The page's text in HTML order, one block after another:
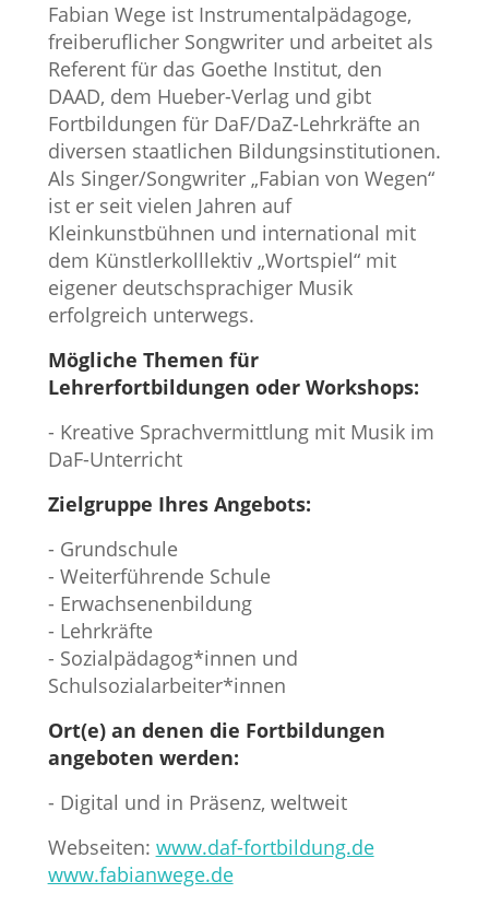
Fabian Wege ist Instrumentalpädagoge,
freiberuflicher Songwriter und arbeitet als
Referent für das Goethe Institut, den
DAAD, dem Hueber-Verlag und gibt
Fortbildungen für DaF/DaZ-Lehrkräfte an
diversen staatlichen Bildungsinstitutionen.
Als Singer/Songwriter „Fabian von Wegen“
ist er seit vielen Jahren auf
Kleinkunstbühnen und international mit
dem Künstlerkolllektiv „Wortspiel“ mit
eigener deutschsprachiger Musik
erfolgreich unterwegs.
Mögliche Themen für
Lehrerfortbildungen oder Workshops:
- Kreative Sprachvermittlung mit Musik im
DaF-Unterricht
Zielgruppe Ihres Angebots:
- Grundschule
- Weiterführende Schule
- Erwachsenenbildung
- Lehrkräfte
- Sozialpädagog*innen und
Schulsozialarbeiter*innen
Ort(e) an denen die Fortbildungen
angeboten werden:
- Digital und in Präsenz, weltweit
Webseiten: www.daf-fortbildung.de
www.fabianwege.de